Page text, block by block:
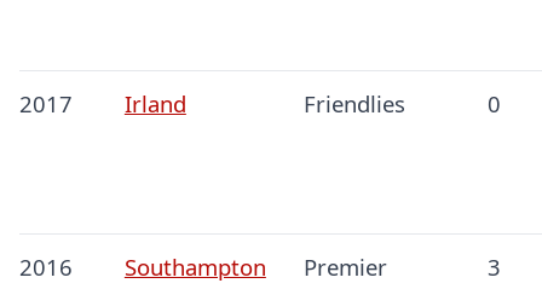
2017 Irland Friendlies 0
2016 Southampton
Premier
3